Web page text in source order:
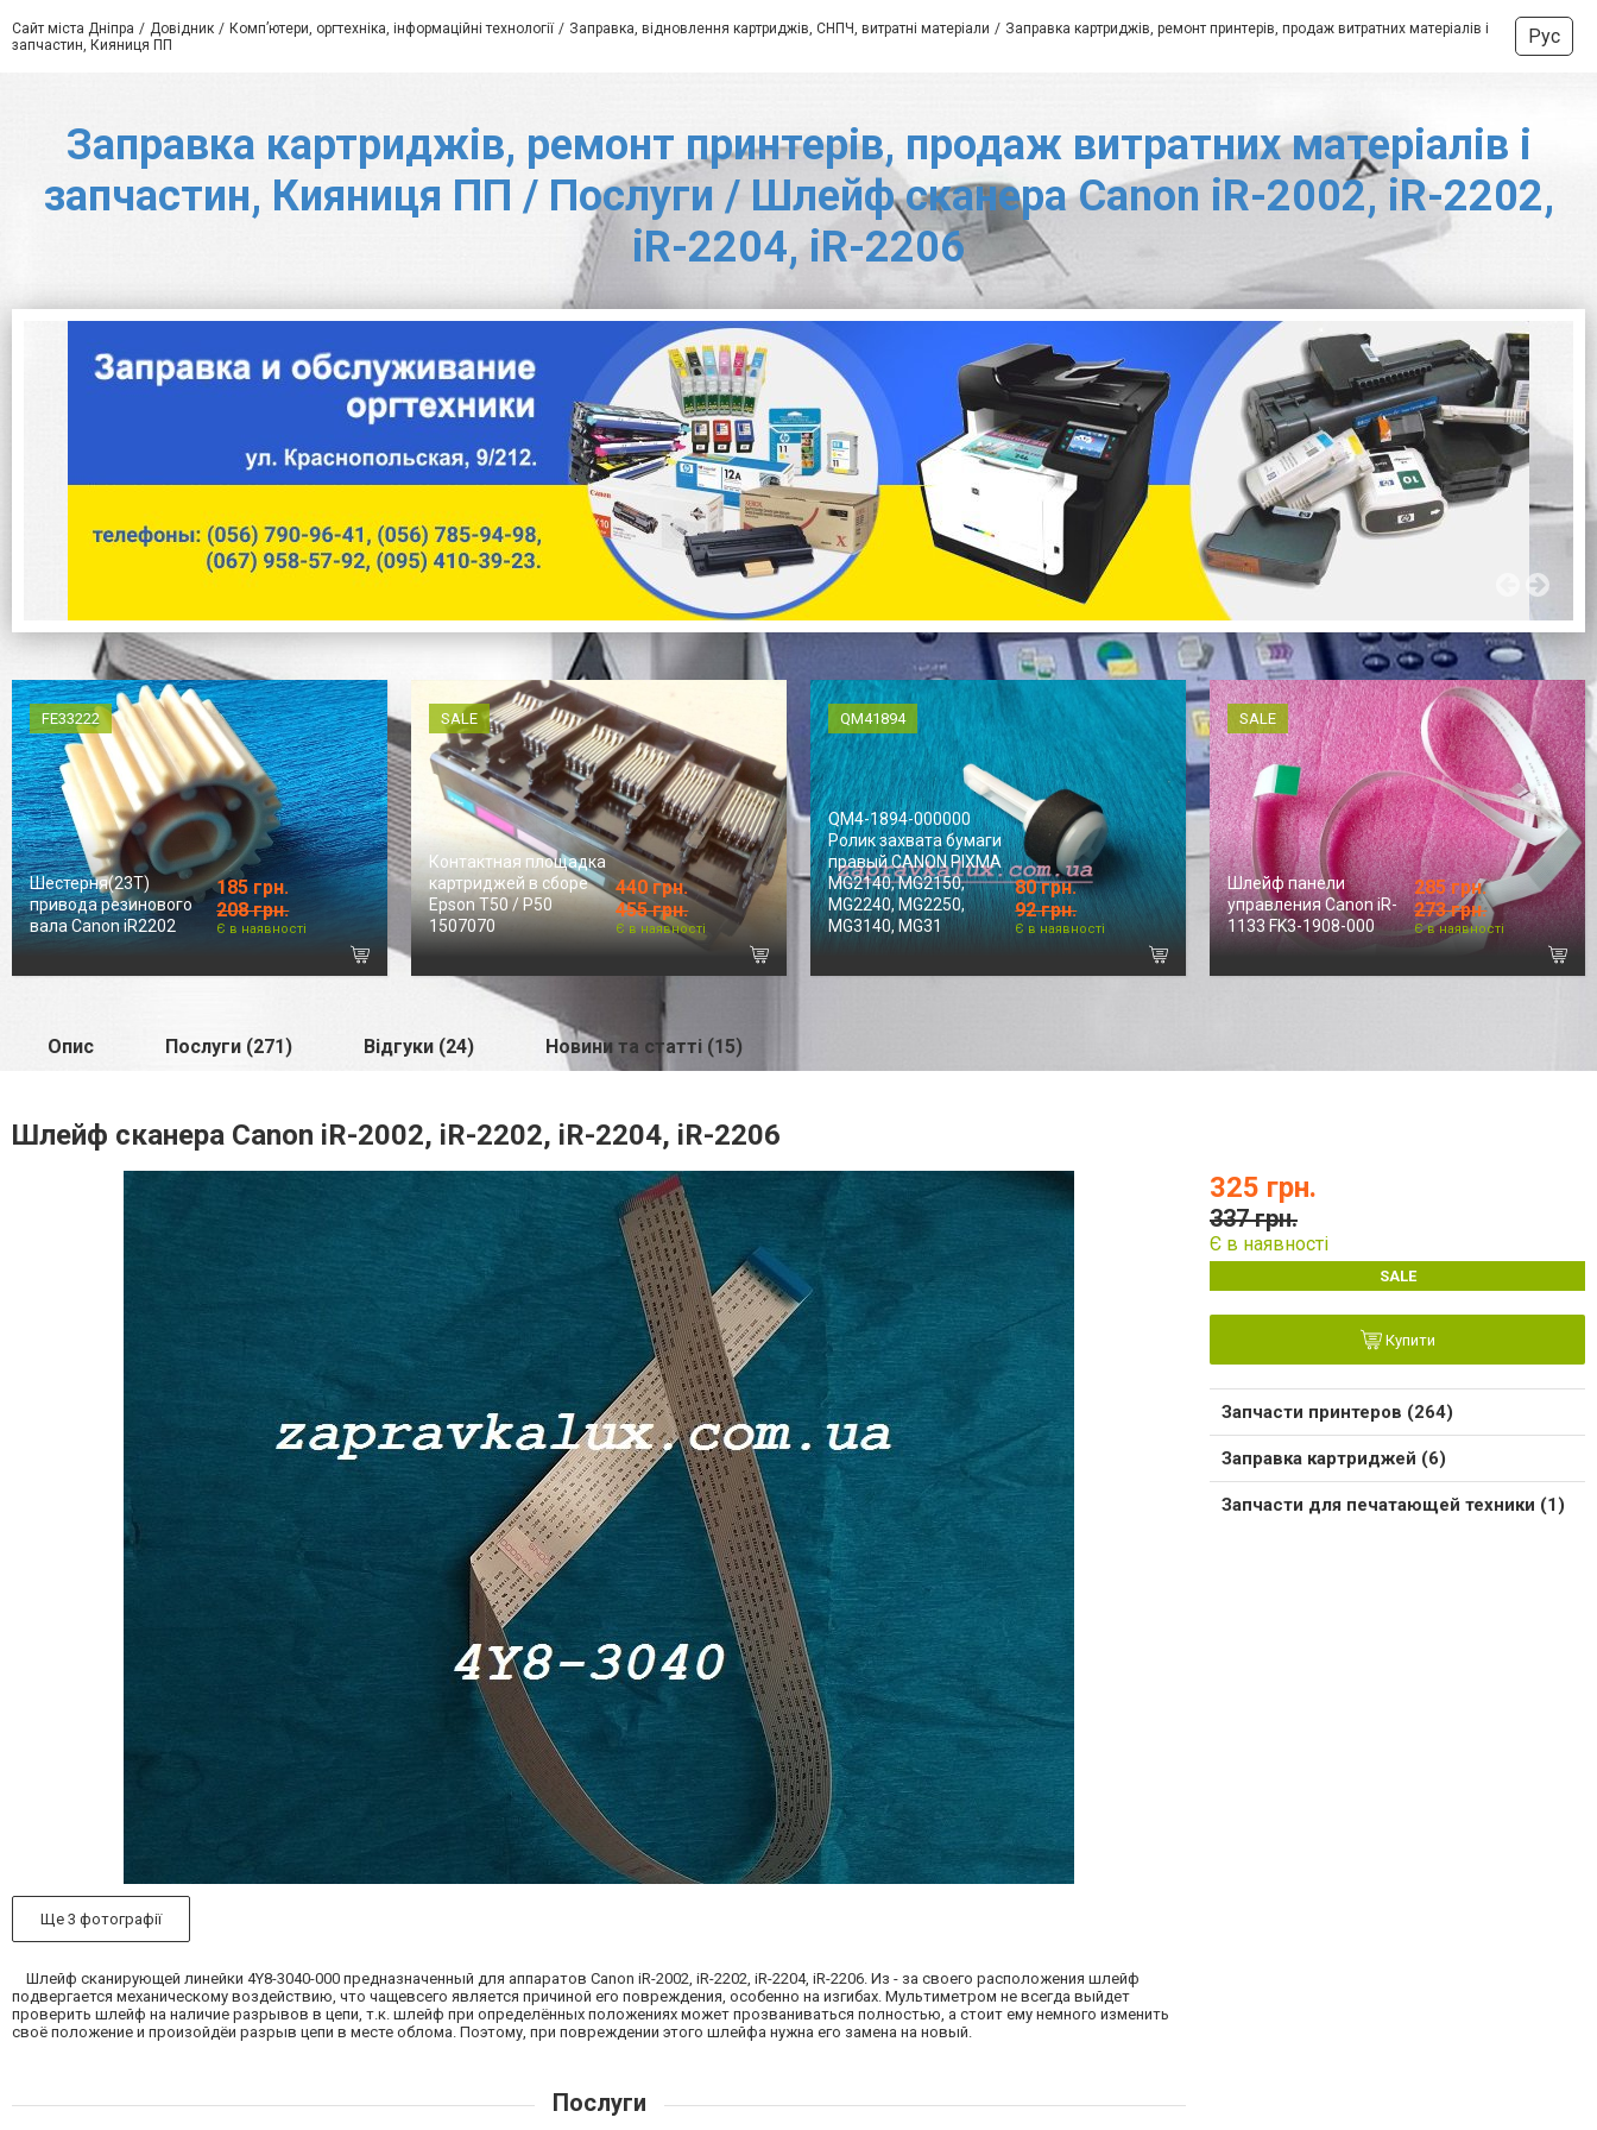
Сайт міста Дніпра Довідник Комп’ютери, оргтехніка, інформаційні технології Заправка, відновлення картриджів, СНПЧ, витратні матеріали
Заправка картриджів, ремонт принтерів, продаж витратних матеріалів і
запчастин, Кияниця ПП
Рус
Заправка картриджів, ремонт принтерів, продаж витратних матеріалів і
запчастин, Кияниця ПП / Послуги / Шлейф сканера Canon iR-2002, iR-2202,
iR-2204, iR-2206
FE33222
Шестерня(23T)
привода резинового
вала Canon iR2202
185 грн.
208 грн.
SALE
Контактная площадка
картриджей в сборе
Epson T50 / P50
440 грн.
455 грн.
Є в наявності
QM41894
QM4-1894-000000
Ролик захвата бумаги
правый CANON PIXMA
MG2140, MG2150,
MG2240, MG2250,
MG3140, MG31
80 грн.
92 грн.
SALE
Шлейф панели
управления Canon iR-
1133 FK3-1908-000
285 грн.
273 грн.
Є в наявності
Послуги (271) Відгуки (24) Новини та статті (15)
Шлейф сканера Canon iR-2002, iR-2202, iR-2204, iR-2206
Ще 3 фотографії
Шлейф сканирующей линейки4Y8-3040-000 предназначенный для аппаратовCanon iR-2002, iR-2202, iR-2204, iR-2206. Из - за своего расположения шлейф
подвергается механическому воздействию, что чащевсего является причиной его повреждения, особенно на изгибах. Мультиметром не всегда выйдет
проверить шлейф на наличие разрывов в цепи, т.к. шлейф при определённых положениях может прозваниваться полностью, а стоит ему немного изменить
своё положение и произойдёи разрыв цепи в месте облома. Поэтому, при повреждении этого шлейфа нужна его замена на новый.
325 грн.
337 грн.
Є в наявності
SALE
Запчасти принтеров (264)
Заправка картриджей (6)
Запчасти для печатающей техники (1)
Послуги